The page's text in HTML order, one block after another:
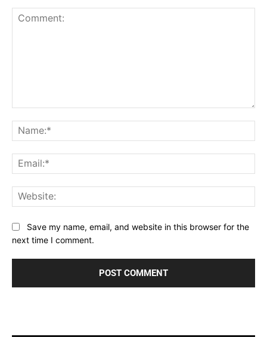
Save my name, email, and website in this browser for the
next time I comment.